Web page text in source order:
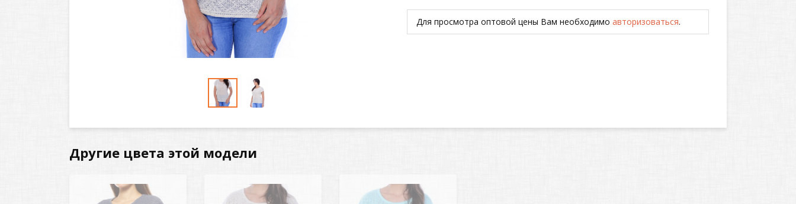
Для просмотра оптовой цены Вам необходимо авторизоваться.
Другие цвета этой модели